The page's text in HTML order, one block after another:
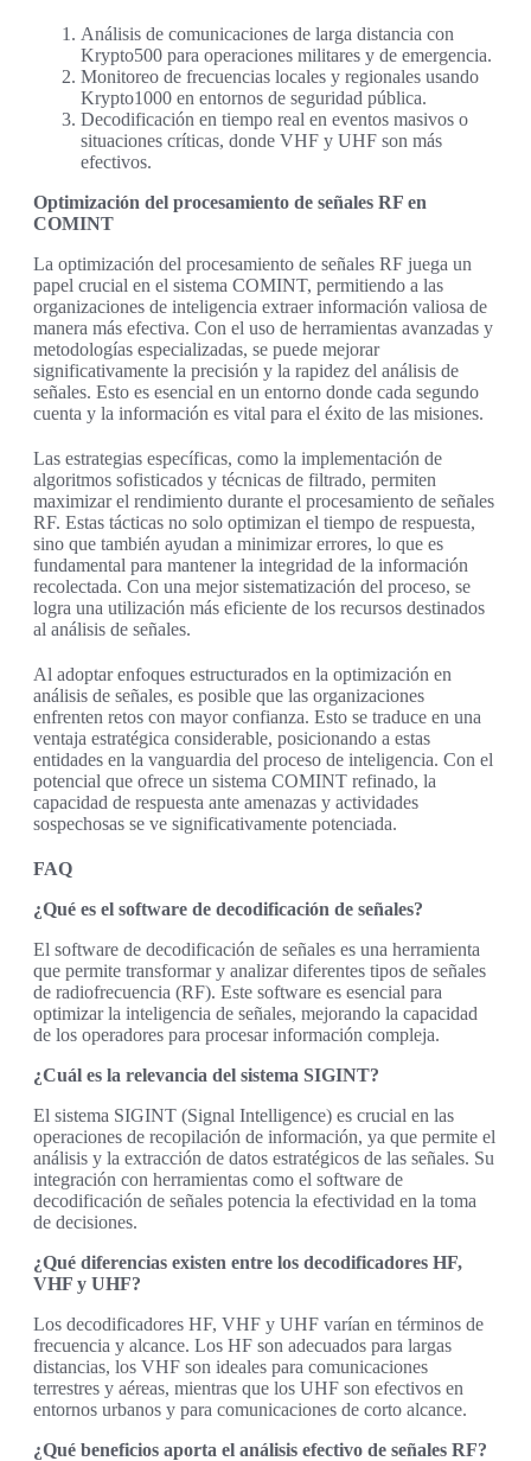
Análisis de comunicaciones de larga distancia con
Krypto500 para operaciones militares y de emergencia.
Monitoreo de frecuencias locales y regionales usando
Krypto1000 en entornos de seguridad pública.
Decodificación en tiempo real en eventos masivos o
situaciones críticas, donde VHF y UHF son más
efectivos.
Optimización del procesamiento de señales RF en
COMINT
La optimización del procesamiento de señales RF juega un
papel crucial en el sistema COMINT, permitiendo a las
organizaciones de inteligencia extraer información valiosa de
manera más efectiva. Con el uso de herramientas avanzadas y
metodologías especializadas, se puede mejorar
significativamente la precisión y la rapidez del análisis de
señales. Esto es esencial en un entorno donde cada segundo
cuenta y la información es vital para el éxito de las misiones.
Las estrategias específicas, como la implementación de
algoritmos sofisticados y técnicas de filtrado, permiten
maximizar el rendimiento durante el procesamiento de señales
RF. Estas tácticas no solo optimizan el tiempo de respuesta,
sino que también ayudan a minimizar errores, lo que es
fundamental para mantener la integridad de la información
recolectada. Con una mejor sistematización del proceso, se
logra una utilización más eficiente de los recursos destinados
al análisis de señales.
Al adoptar enfoques estructurados en la optimización en
análisis de señales, es posible que las organizaciones
enfrenten retos con mayor confianza. Esto se traduce en una
ventaja estratégica considerable, posicionando a estas
entidades en la vanguardia del proceso de inteligencia. Con el
potencial que ofrece un sistema COMINT refinado, la
capacidad de respuesta ante amenazas y actividades
sospechosas se ve significativamente potenciada.
FAQ
¿Qué es el software de decodificación de señales?
El software de decodificación de señales es una herramienta
que permite transformar y analizar diferentes tipos de señales
de radiofrecuencia (RF). Este software es esencial para
optimizar la inteligencia de señales, mejorando la capacidad
de los operadores para procesar información compleja.
¿Cuál es la relevancia del sistema SIGINT?
El sistema SIGINT (Signal Intelligence) es crucial en las
operaciones de recopilación de información, ya que permite el
análisis y la extracción de datos estratégicos de las señales. Su
integración con herramientas como el software de
decodificación de señales potencia la efectividad en la toma
de decisiones.
¿Qué diferencias existen entre los decodificadores HF,
VHF y UHF?
Los decodificadores HF, VHF y UHF varían en términos de
frecuencia y alcance. Los HF son adecuados para largas
distancias, los VHF son ideales para comunicaciones
terrestres y aéreas, mientras que los UHF son efectivos en
entornos urbanos y para comunicaciones de corto alcance.
¿Qué beneficios aporta el análisis efectivo de señales RF?